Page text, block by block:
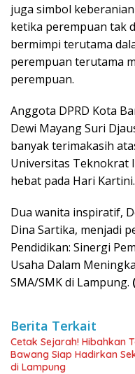
juga simbol
ketika perempuan tak
bermimpi terutama
perempuan terutama
perempuan.
Anggota DPRD Kota
Dewi Mayang Suri
banyak terimakasih
Universitas Teknokrat
hebat pada Hari Kartini.
Dua wanita inspiratif,
Dina Sartika, menjadi
Pendidikan: Sinergi
Usaha Dalam
SMA/SMK di Lampung.
Berita Terkait
Cetak Sejarah! Hibahkan
Bawang Siap Hadirkan
di Lampung